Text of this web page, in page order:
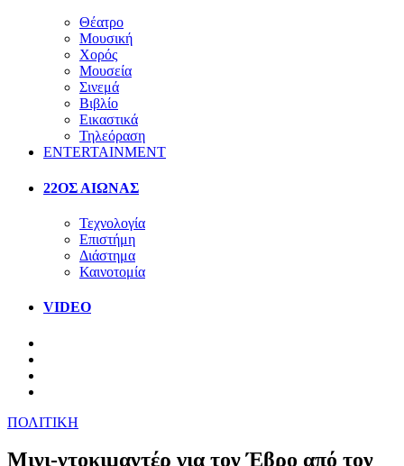
Θέατρο
Μουσική
Χορός
Μουσεία
Σινεμά
Βιβλίο
Εικαστικά
Τηλεόραση
ENTERTAINMENT
22ΟΣ ΑΙΩΝΑΣ
Τεχνολογία
Επιστήμη
Διάστημα
Καινοτομία
VIDEO
ΠΟΛΙΤΙΚΗ
Μινι-ντοκιμαντέρ για τον Έβρο από τον